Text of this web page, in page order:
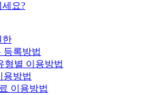
세요?
한
등록방법
형별 이용방법
용방법
이용방법